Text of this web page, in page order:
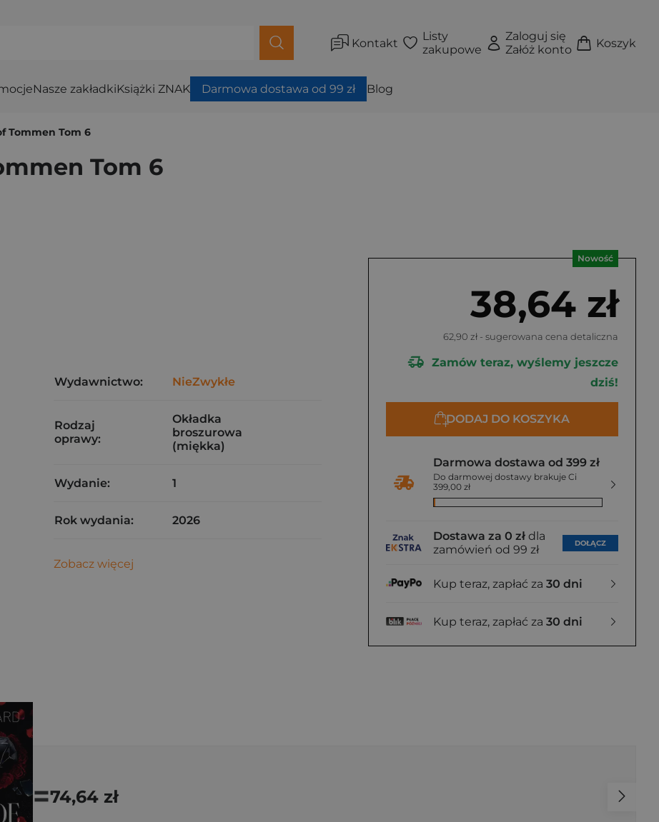
Kontakt
Listy
zakupowe
Zaloguj się
Załóż konto
Koszyk
Nasze zakładkiKsiążki ZNAK Darmowa dostawa od 99 zł Blog
Tommen Tom 6
Tom 6
Nowość
38,64 zł
62,90 zł - sugerowana cena detaliczna
Zamów teraz, wyślemy jeszcze
dziś!
DODAJ DO KOSZYKA
Darmowa dostawa od 399 zł
Do darmowej dostawy brakuje Ci
399,00 zł
Dostawa za 0 zł dla
zamówień od 99 zł
DOŁĄCZ
Kup teraz, zapłać za 30 dni
Kup teraz, zapłać za 30 dni
Wydawnictwo: NieZwykłe
Rodzaj
oprawy:
Okładka
broszurowa
(miękka)
Wydanie: 1
Rok wydania: 2026
Zobacz więcej
=74,64 zł